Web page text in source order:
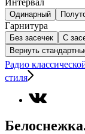
Интервал
Одинарный
Гарнитура
Без засечек
С
Вернуть
Радио
стиля